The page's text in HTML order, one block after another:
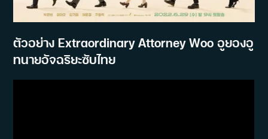
ตัวอย่าง Extraordinary Attorney Woo อูยองอู
ทนายอัจฉริยะซับไทย